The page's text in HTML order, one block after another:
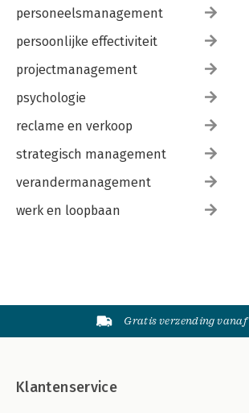
personeelsmanagement
persoonlijke effectiviteit
projectmanagement
psychologie
reclame en verkoop
strategisch management
verandermanagement
werk en loopbaan
Gratis verzending
Klantenservice